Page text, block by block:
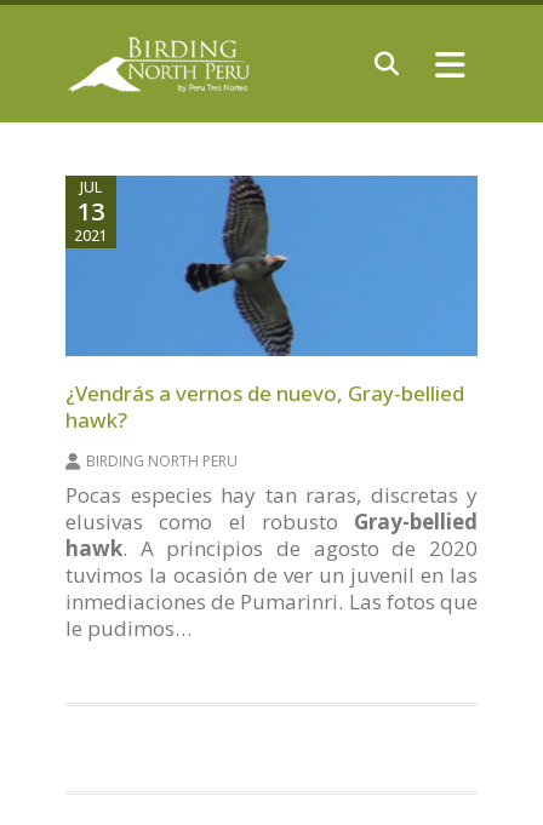
JUL
13
2021
¿Vendrás a vernos de nuevo, Gray-bellied
hawk?
BIRDING NORTH PERU
Pocas especies hay tan raras, discretas y
elusivas como el robusto Gray-bellied
hawk. A principios de agosto de 2020
tuvimos la ocasión de ver un juvenil en las
inmediaciones de Pumarinri. Las fotos que
le pudimos…